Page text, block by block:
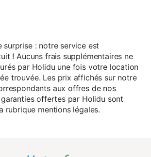
surprise : notre service est
! Aucuns frais supplémentaires ne
par Holidu une fois votre location
trouvée. Les prix affichés sur notre
aux offres de nos
offertes par Holidu sont
rubrique mentions légales.